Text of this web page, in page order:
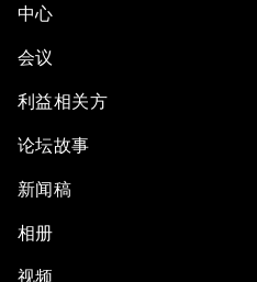
中心
会议
利益相关方
论坛故事
新闻稿
相册
视频